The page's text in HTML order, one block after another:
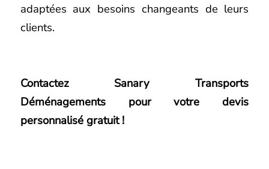
adaptées aux besoins changeants de leurs
clients.
Contactez Sanary Transports
Déménagements pour votre devis
personnalisé gratuit !